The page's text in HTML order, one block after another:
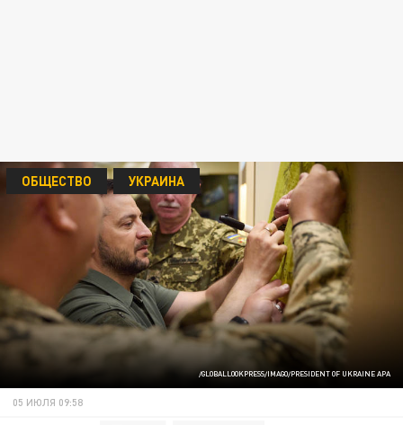
/GLOBALLOOKPRESS/IMAGO/PRESIDENT OF UKRAINE APA
ОБЩЕСТВО УКРАИНА
05 ИЮЛЯ 09:58